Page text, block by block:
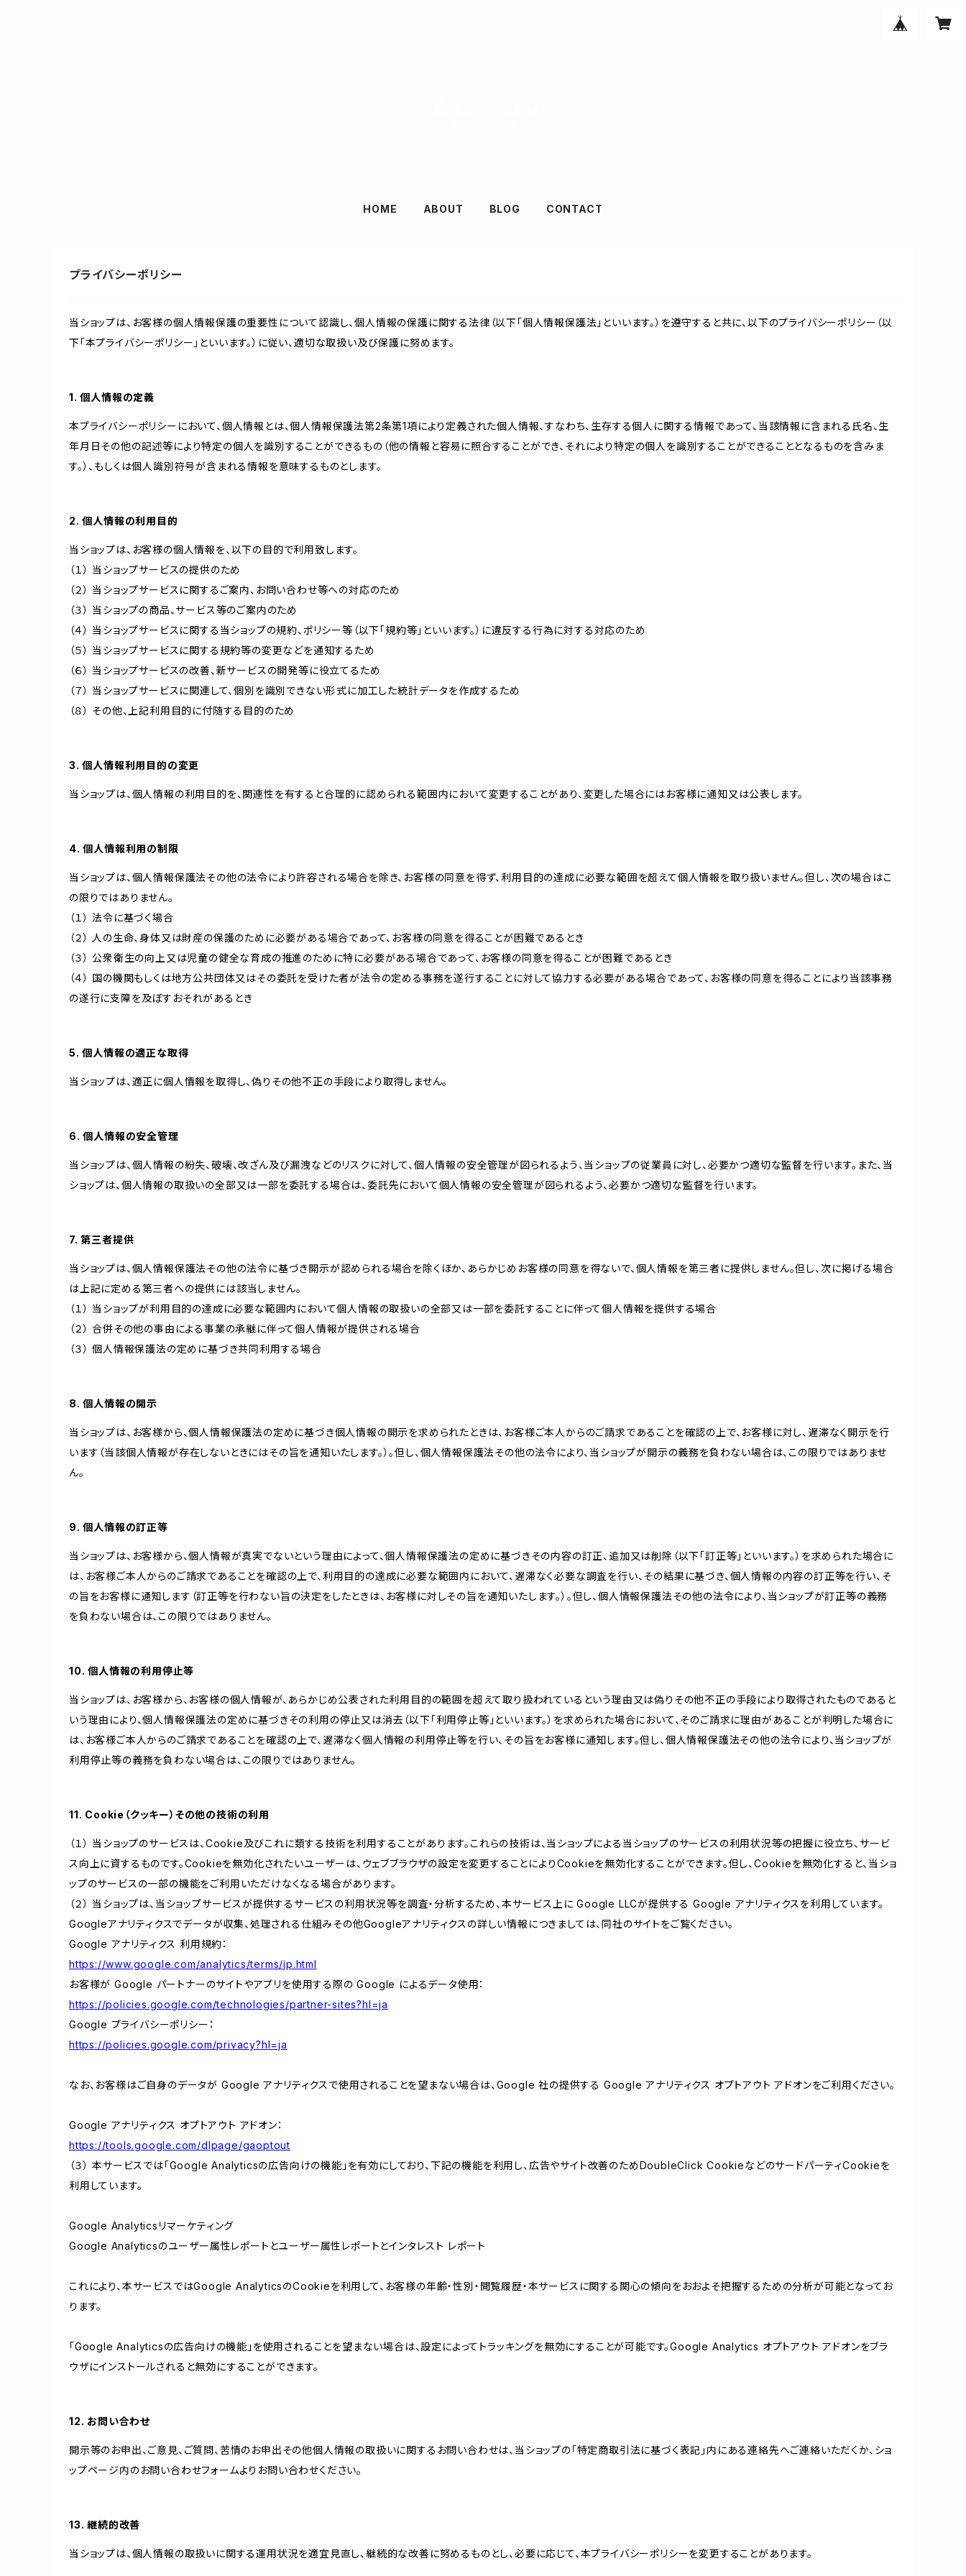
HOME ABOUT BLOG CONTACT
プライバシーポリシー
当ショップは、お客様の個人情報保護の重要性について認識し、個人情報の保護に関する法律（以下「個人情報保護法」といいます。）を遵守すると共に、以下のプライバシーポリシー（以
下「本プライバシーポリシー」といいます。）に従い、適切な取扱い及び保護に努めます。
1. 個人情報の定義
本プライバシーポリシーにおいて、個人情報とは、個人情報保護法第2条第1項により定義された個人情報、すなわち、生存する個人に関する情報であって、当該情報に含まれる氏名、生
年月日その他の記述等により特定の個人を識別することができるもの（他の情報と容易に照合することができ、それにより特定の個人を識別することができることとなるものを含みま
す。）、もしくは個人識別符号が含まれる情報を意味するものとします。
2. 個人情報の利用目的
当ショップは、お客様の個人情報を、以下の目的で利用致します。
（１） 当ショップサービスの提供のため
（２） 当ショップサービスに関するご案内、お問い合わせ等への対応のため
（３） 当ショップの商品、サービス等のご案内のため
（４） 当ショップサービスに関する当ショップの規約、ポリシー等（以下「規約等」といいます。）に違反する行為に対する対応のため
（５） 当ショップサービスに関する規約等の変更などを通知するため
（６） 当ショップサービスの改善、新サービスの開発等に役立てるため
（７） 当ショップサービスに関連して、個別を識別できない形式に加工した統計データを作成するため
（８） その他、上記利用目的に付随する目的のため
3. 個人情報利用目的の変更
当ショップは、個人情報の利用目的を、関連性を有すると合理的に認められる範囲内において変更することがあり、変更した場合にはお客様に通知又は公表します。
4. 個人情報利用の制限
当ショップは、個人情報保護法その他の法令により許容される場合を除き、お客様の同意を得ず、利用目的の達成に必要な範囲を超えて個人情報を取り扱いません。但し、次の場合はこ
の限りではありません。
（１） 法令に基づく場合
（２） 人の生命、身体又は財産の保護のために必要がある場合であって、お客様の同意を得ることが困難であるとき
（３） 公衆衛生の向上又は児童の健全な育成の推進のために特に必要がある場合であって、お客様の同意を得ることが困難であるとき
（４） 国の機関もしくは地方公共団体又はその委託を受けた者が法令の定める事務を遂行することに対して協力する必要がある場合であって、お客様の同意を得ることにより当該事務
の遂行に支障を及ぼすおそれがあるとき
5. 個人情報の適正な取得
当ショップは、適正に個人情報を取得し、偽りその他不正の手段により取得しません。
6. 個人情報の安全管理
当ショップは、個人情報の紛失、破壊、改ざん及び漏洩などのリスクに対して、個人情報の安全管理が図られるよう、当ショップの従業員に対し、必要かつ適切な監督を行います。また、当
ショップは、個人情報の取扱いの全部又は一部を委託する場合は、委託先において個人情報の安全管理が図られるよう、必要かつ適切な監督を行います。
7. 第三者提供
当ショップは、個人情報保護法その他の法令に基づき開示が認められる場合を除くほか、あらかじめお客様の同意を得ないで、個人情報を第三者に提供しません。但し、次に掲げる場合
は上記に定める第三者への提供には該当しません。
（１） 当ショップが利用目的の達成に必要な範囲内において個人情報の取扱いの全部又は一部を委託することに伴って個人情報を提供する場合
（２） 合併その他の事由による事業の承継に伴って個人情報が提供される場合
（３） 個人情報保護法の定めに基づき共同利用する場合
8. 個人情報の開示
当ショップは、お客様から、個人情報保護法の定めに基づき個人情報の開示を求められたときは、お客様ご本人からのご請求であることを確認の上で、お客様に対し、遅滞なく開示を行
います（当該個人情報が存在しないときにはその旨を通知いたします。）。但し、個人情報保護法その他の法令により、当ショップが開示の義務を負わない場合は、この限りではありませ
ん。
9. 個人情報の訂正等
当ショップは、お客様から、個人情報が真実でないという理由によって、個人情報保護法の定めに基づきその内容の訂正、追加又は削除（以下「訂正等」といいます。）を求められた場合に
は、お客様ご本人からのご請求であることを確認の上で、利用目的の達成に必要な範囲内において、遅滞なく必要な調査を行い、その結果に基づき、個人情報の内容の訂正等を行い、そ
の旨をお客様に通知します（訂正等を行わない旨の決定をしたときは、お客様に対しその旨を通知いたします。）。但し、個人情報保護法その他の法令により、当ショップが訂正等の義務
を負わない場合は、この限りではありません。
10. 個人情報の利用停止等
当ショップは、お客様から、お客様の個人情報が、あらかじめ公表された利用目的の範囲を超えて取り扱われているという理由又は偽りその他不正の手段により取得されたものであると
いう理由により、個人情報保護法の定めに基づきその利用の停止又は消去（以下「利用停止等」といいます。）を求められた場合において、そのご請求に理由があることが判明した場合に
は、お客様ご本人からのご請求であることを確認の上で、遅滞なく個人情報の利用停止等を行い、その旨をお客様に通知します。但し、個人情報保護法その他の法令により、当ショップが
利用停止等の義務を負わない場合は、この限りではありません。
11. Cookie（クッキー）その他の技術の利用
（１） 当ショップのサービスは、Cookie及びこれに類する技術を利用することがあります。これらの技術は、当ショップによる当ショップのサービスの利用状況等の把握に役立ち、サービ
ス向上に資するものです。Cookieを無効化されたいユーザーは、ウェブブラウザの設定を変更することによりCookieを無効化することができます。但し、Cookieを無効化すると、当ショ
ップのサービスの一部の機能をご利用いただけなくなる場合があります。
（２） 当ショップは、当ショップサービスが提供するサービスの利用状況等を調査・分析するため、本サービス上に Google LLCが提供する Google アナリティクスを利用しています。
Googleアナリティクスでデータが収集、処理される仕組みその他Googleアナリティクスの詳しい情報につきましては、同社のサイトをご覧ください。
Google アナリティクス 利用規約：
https://www.google.com/analytics/terms/jp.html
お客様が Google パートナーのサイトやアプリを使用する際の Google によるデータ使用：
https://policies.google.com/technologies/partner-sites?hl=ja
Google プライバシーポリシー：
https://policies.google.com/privacy?hl=ja
なお、お客様はご自身のデータが Google アナリティクスで使用されることを望まない場合は、Google 社の提供する Google アナリティクス オプトアウト アドオンをご利用ください。
Google アナリティクス オプトアウト アドオン：
https://tools.google.com/dlpage/gaoptout
（３） 本サービスでは「Google Analyticsの広告向けの機能」を有効にしており、下記の機能を利用し、広告やサイト改善のためDoubleClick CookieなどのサードパーティCookieを
利用しています。
Google Analyticsリマーケティング
Google Analyticsのユーザー属性レポートとユーザー属性レポートとインタレスト レポート
これにより、本サービスではGoogle AnalyticsのCookieを利用して、お客様の年齢・性別・閲覧履歴・本サービスに関する関心の傾向をおおよそ把握するための分析が可能となってお
ります。
「Google Analyticsの広告向けの機能」を使用されることを望まない場合は、設定によってトラッキングを無効にすることが可能です。Google Analytics オプトアウト アドオンをブラ
ウザにインストールされると無効にすることができます。
12. お問い合わせ
開示等のお申出、ご意見、ご質問、苦情のお申出その他個人情報の取扱いに関するお問い合わせは、当ショップの「特定商取引法に基づく表記」内にある連絡先へご連絡いただくか、ショ
ップページ内のお問い合わせフォームよりお問い合わせください。
13. 継続的改善
当ショップは、個人情報の取扱いに関する運用状況を適宜見直し、継続的な改善に努めるものとし、必要に応じて、本プライバシーポリシーを変更することがあります。